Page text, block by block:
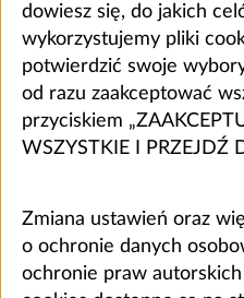
dowiesz się, do jakich
wykorzystujemy pliki
potwierdzić swoje
od razu zaakceptować
przyciskiem
WSZYSTKIE I PRZEJDŹ
Zmiana ustawień oraz
o ochronie danych
ochronie praw